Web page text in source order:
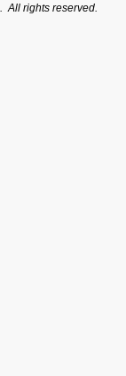
All rights reserved.